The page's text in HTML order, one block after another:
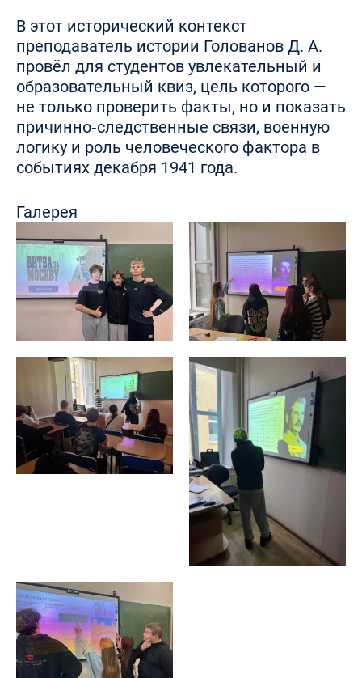
В этот исторический контекст
преподаватель истории Голованов Д. А.
провёл для студентов увлекательный и
образовательный квиз, цель которого —
не только проверить факты, но и показать
причинно‑следственные связи, военную
логику и роль человеческого фактора в
событиях декабря 1941 года.
Галерея